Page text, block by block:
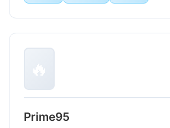
🔥
Prime95